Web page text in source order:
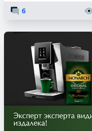
6